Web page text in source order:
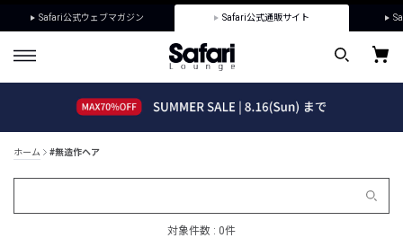
Safari公式ウェブマガジン Safari公式通販サイト
ホーム #無造作ヘア
対象件数 : 0件